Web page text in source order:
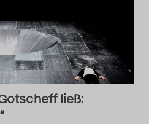
ließ: